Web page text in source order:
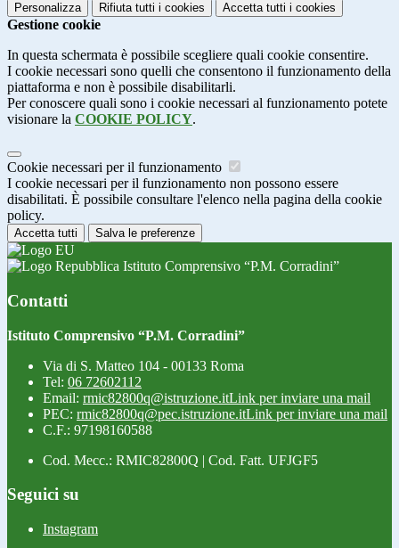
Personalizza Rifiuta tutti i cookies Accetta tutti i cookies
Gestione cookie
In questa schermata è possibile scegliere quali cookie consentire.
I cookie necessari sono quelli che consentono il funzionamento della
piattaforma e non è possibile disabilitarli.
Per conoscere quali sono i cookie necessari al funzionamento potete
visionare la COOKIE POLICY.
Cookie necessari per il funzionamento
I cookie necessari per il funzionamento non possono essere
disabilitati. È possibile consultare l'elenco nella pagina della cookie
policy.
Accetta tutti Salva le preferenze
Istituto Comprensivo “P.M. Corradini”
Contatti
Istituto Comprensivo “P.M. Corradini”
Via di S. Matteo 104 - 00133 Roma
Tel: 06 72602112
Email: rmic82800q@istruzione.itLink per inviare una mail
PEC: rmic82800q@pec.istruzione.itLink per inviare una mail
C.F.: 97198160588
Cod. Mecc.: RMIC82800Q | Cod. Fatt. UFJGF5
Seguici su
Instagram